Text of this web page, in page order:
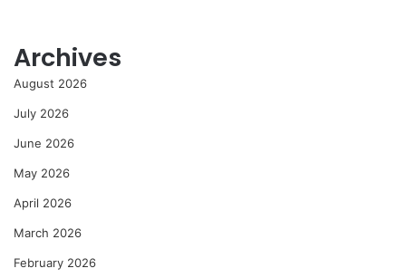
Archives
August 2026
July 2026
June 2026
May 2026
April 2026
March 2026
February 2026